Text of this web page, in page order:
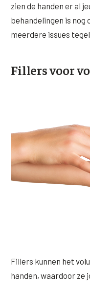
zien de handen er al
behandelingen is
meerdere issues
Fillers voor
Fillers kunnen het
handen, waardoor ze